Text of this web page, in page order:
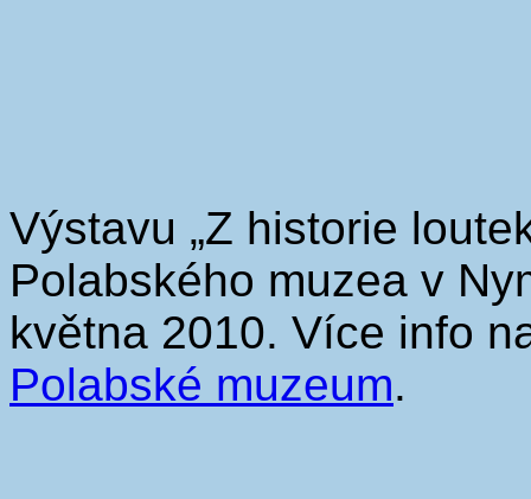
Výstavu „Z historie
Polabského muzea v
května 2010. Více info
Polabské muzeum.